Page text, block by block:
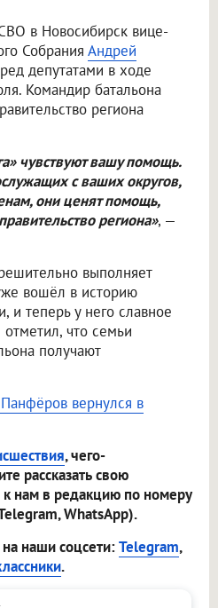
в Новосибирск вице-
Собрания Андрей
депутатами в ходе
Командир батальона
региона
чувствуют вашу помощь.
с ваших округов,
они ценят помощь,
региона», —
выполняет
вошёл в историю
и теперь у него славное
что семьи
получают
вернулся в
, чего-
рассказать свою
нам в редакцию по номеру
WhatsApp).
наши соцсети:Telegram,
.